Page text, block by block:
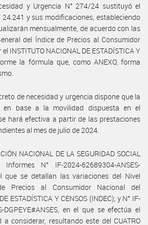
y Urgencia N° 274/24 sustituyó el
24.241 y sus modificaciones, estableciendo
mensualmente, de acuerdo con las
del Índice de Precios al Consumidor
INSTITUTO NACIONAL DE ESTADÍSTICA Y
la fórmula que, como ANEXO, forma
de necesidad y urgencia dispone que la
en base a la movilidad dispuesta en el
hará efectiva a partir de las prestaciones
al mes de julio de 2024.
NACIONAL DE LA SEGURIDAD SOCIAL
N° IF-2024-62689304-ANSES-
que se detallan las variaciones del Nivel
Precios al Consumidor Nacional del
ESTADÍSTICA Y CENSOS (INDEC); y N° IF-
DGPEYE#ANSES, en el que se efectúa el
considerar, resultando este del CUATRO